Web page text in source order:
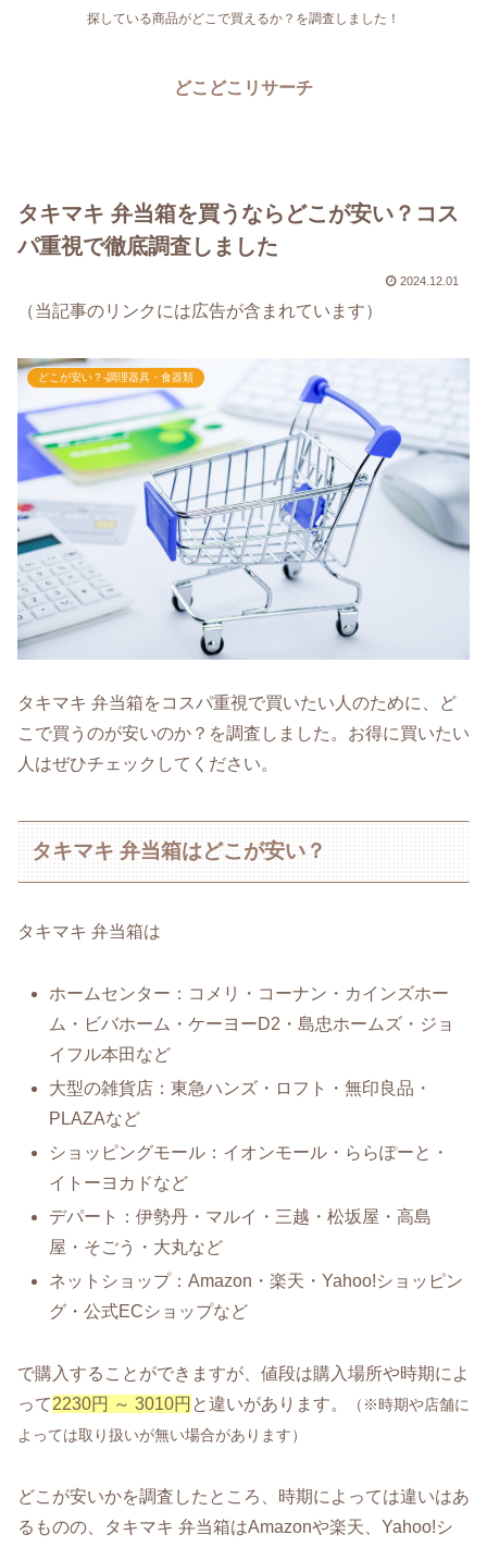
探している商品がどこで買えるか？を調査しました！
どこどこリサーチ
タキマキ 弁当箱を買うならどこが安い？コス
パ重視で徹底調査しました
2024.12.01
（当記事のリンクには広告が含まれています）
どこが安い？-調理器具・食器類
タキマキ 弁当箱をコスパ重視で買いたい人のために、ど
こで買うのが安いのか？を調査しました。お得に買いたい
人はぜひチェックしてください。
タキマキ 弁当箱はどこが安い？
タキマキ 弁当箱は
ホームセンター：コメリ・コーナン・カインズホー
ム・ビバホーム・ケーヨーD2・島忠ホームズ・ジョ
イフル本田など
大型の雑貨店：東急ハンズ・ロフト・無印良品・
PLAZAなど
ショッピングモール：イオンモール・ららぽーと・
イトーヨカドなど
デパート：伊勢丹・マルイ・三越・松坂屋・高島
屋・そごう・大丸など
ネットショップ：Amazon・楽天・Yahoo!ショッピン
グ・公式ECショップなど
で購入することができますが、値段は購入場所や時期によ
って2230円 ～ 3010円 と違いがあります。
（※時期や店舗に
よっては取り扱いが無い場合があります）
どこが安いかを調査したところ、時期によっては違いはあ
るものの、タキマキ 弁当箱はAmazonや楽天、Yahoo!シ